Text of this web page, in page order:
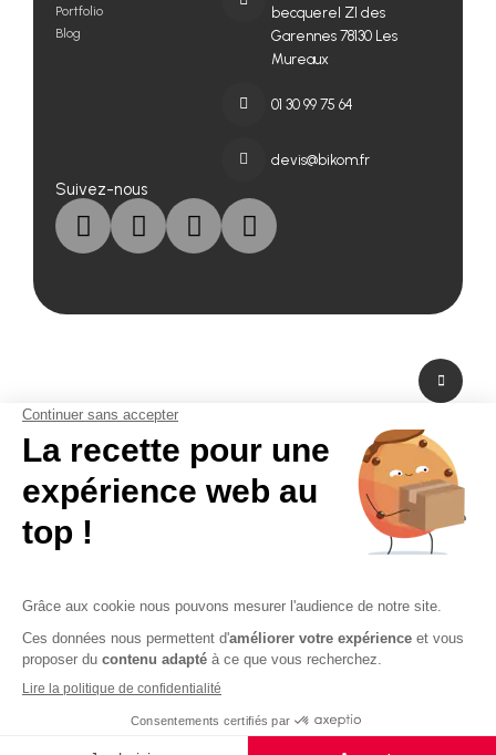
Portfolio
Blog
becquerel ZI des
Garennes 78130 Les
Mureaux
01 30 99 75 64
devis@bikom.fr
Suivez-nous
A propos de nous
Fabricant de PLV en carton et fabricant de stand modulaire, Bikom est situé
dans les Yvelines en Ile-de-France. A peine à 20 mn de Paris La Défense,
Bikom peut fabriquer et livrer dans l'urgence. Proposant une large gamme
de produits et services, de la création graphique à la fabrication en passant
16 ans, Bikom accompagne les entreprises pour communiquer efficacement
Politique de confidentialité
Plan du site
© 2026 - Logiciel e-commerce par PrestaShop™